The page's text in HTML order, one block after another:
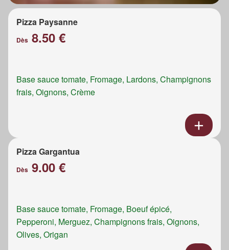
Pizza Paysanne
Dès 8.50 €
Base sauce tomate, Fromage, Lardons, Champignons
frais, Oignons, Crème
Pizza Gargantua
Dès 9.00 €
Base sauce tomate, Fromage, Boeuf épicé,
Pepperoni, Merguez, Champignons frais, Oignons,
Olives, Origan